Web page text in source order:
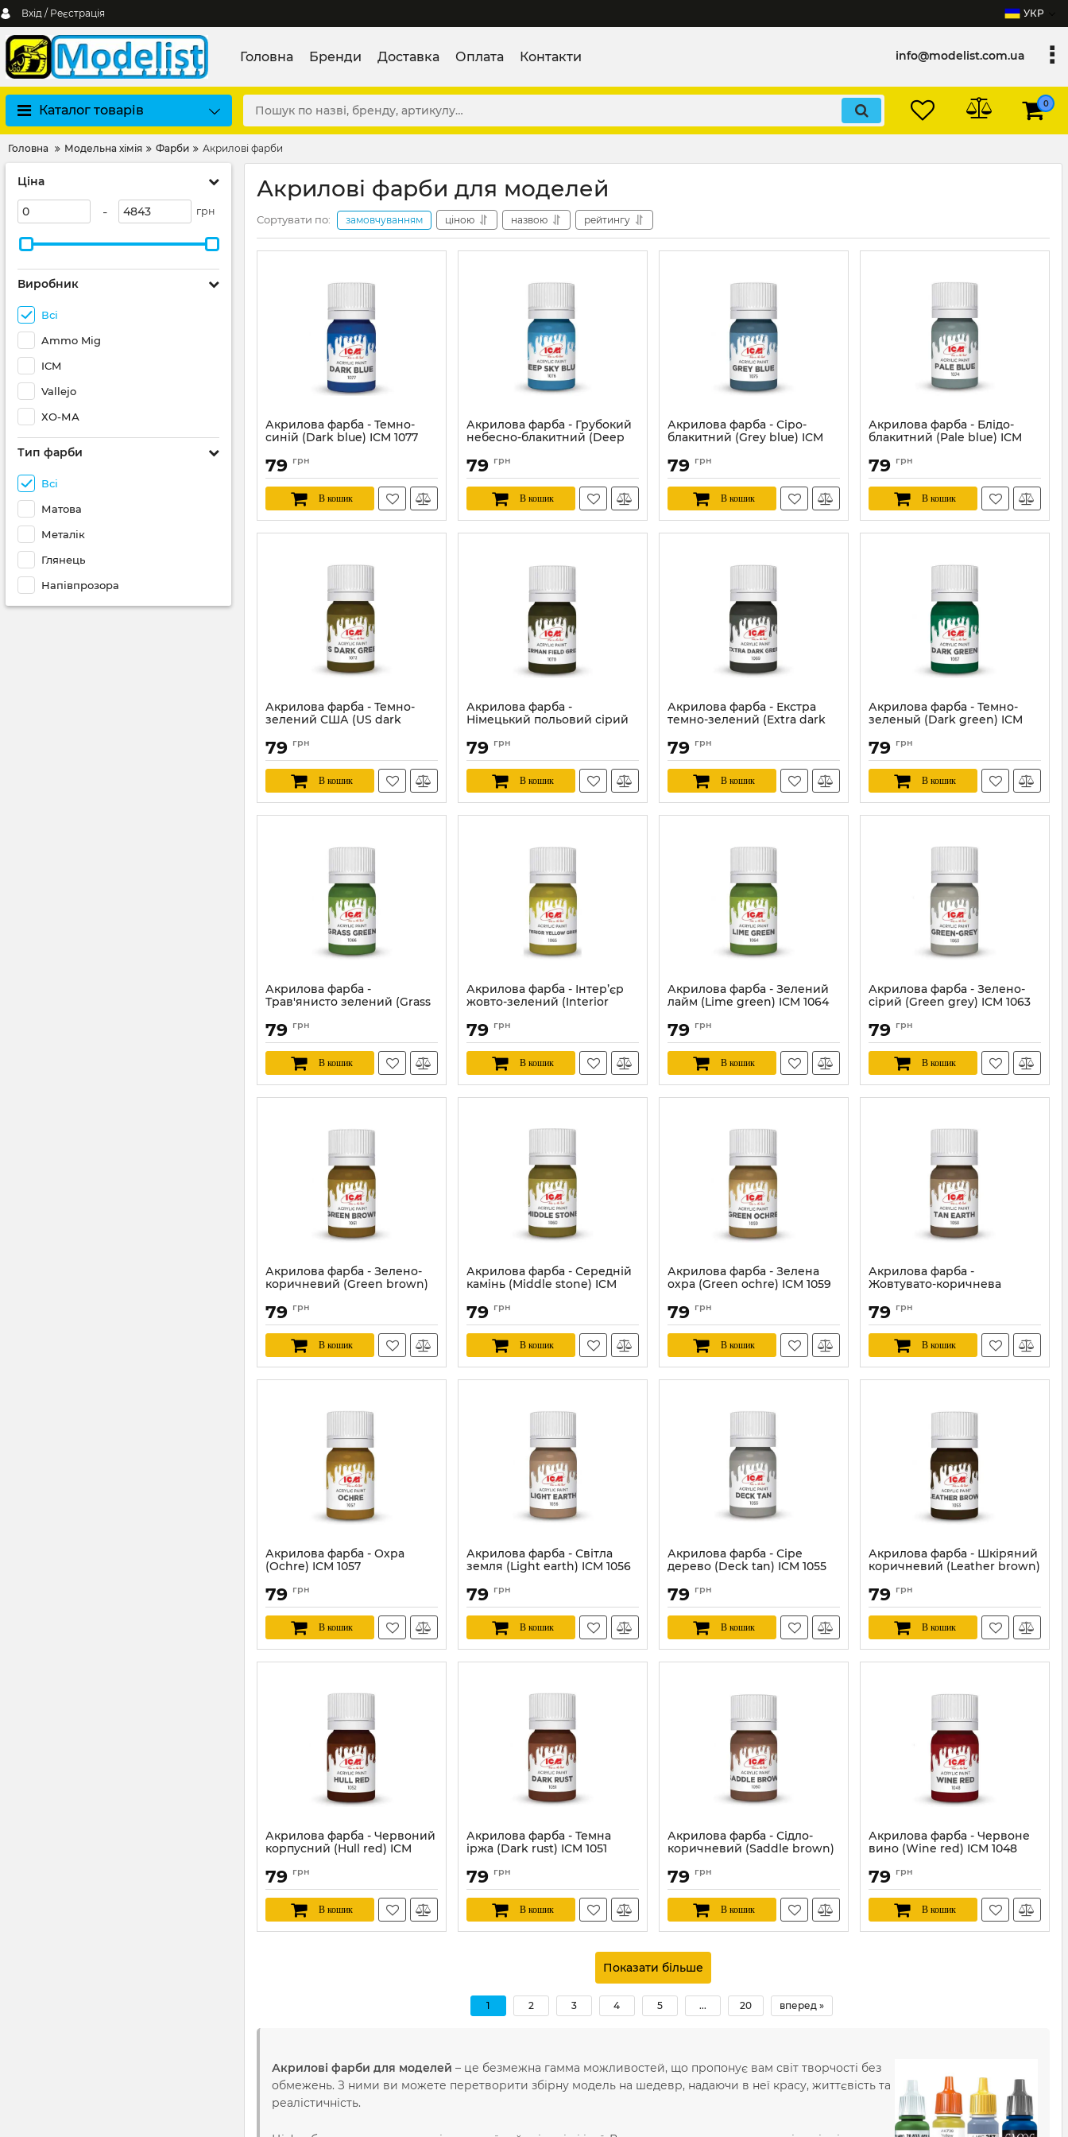
Вхід / Реєстрація УКР
Головна Бренди Доставка Оплата Контакти info@modelist.com.ua
Каталог товарів 0
Головна Модельна хімія Фарби Акрилові фарби
Ціна
- грн
Виробник
Всі
Ammo Mig
ICM
Vallejo
ХО-МА
Тип фарби
Всі
Матова
Металік
Глянець
Напівпрозора
Акрилові фарби для моделей
Сортувати по: замовчуванням ціною назвою рейтингу
Акрилова фарба - Темно-
синій (Dark blue) ICM 1077
79 грн
В кошик
Акрилова фарба - Грубокий
небесно-блакитний (Deep
Артикул: ICM1076
79 грн
В кошик
Акрилова фарба - Сіро-
блакитний (Grey blue) ICM
Артикул: ICM1075
79 грн
В кошик
Акрилова фарба - Блідо-
блакитний (Pale blue) ICM
Артикул: ICM1074
79 грн
В кошик
Акрилова фарба - Темно-
зелений США (US dark
Артикул: ICM1072
79 грн
В кошик
Акрилова фарба -
Німецький польовий сірий
Артикул: ICM1070
79 грн
В кошик
Акрилова фарба - Екстра
темно-зелений (Extra dark
Артикул: ICM1069
79 грн
В кошик
Акрилова фарба - Темно-
зеленый (Dark green) ICM
Артикул: ICM1067
79 грн
В кошик
Акрилова фарба -
Трав'янисто зелений (Grass
Артикул: ICM1066
79 грн
В кошик
Акрилова фарба - Інтер’єр
жовто-зелений (Interior
Артикул: ICM1065
79 грн
В кошик
Акрилова фарба - Зелений
лайм (Lime green) ICM 1064
79 грн
В кошик
Акрилова фарба - Зелено-
сірий (Green grey) ICM 1063
79 грн
В кошик
Акрилова фарба - Зелено-
коричневий (Green brown)
Артикул: ICM1061
79 грн
В кошик
Акрилова фарба - Середній
камінь (Middle stone) ICM
Артикул: ICM1060
79 грн
В кошик
Акрилова фарба - Зелена
охра (Green ochre) ICM 1059
79 грн
В кошик
Акрилова фарба -
Жовтувато-коричнева
Артикул: ICM1058
79 грн
В кошик
Акрилова фарба - Охра
(Ochre) ICM 1057
79 грн
В кошик
Акрилова фарба - Світла
земля (Light earth) ICM 1056
79 грн
В кошик
Акрилова фарба - Сіре
дерево (Deck tan) ICM 1055
79 грн
В кошик
Акрилова фарба - Шкіряний
коричневий (Leather brown)
Артикул: ICM1053
79 грн
В кошик
Акрилова фарба - Червоний
корпусний (Hull red) ICM
Артикул: ICM1052
79 грн
В кошик
Акрилова фарба - Темна
іржа (Dark rust) ICM 1051
79 грн
В кошик
Акрилова фарба - Сідло-
коричневий (Saddle brown)
Артикул: ICM1050
79 грн
В кошик
Акрилова фарба - Червоне
вино (Wine red) ICM 1048
79 грн
В кошик
Показати більше
1 2 3 4 5 ... 20 вперед »
Акрилові фарби для моделей – це безмежна гамма можливостей, що пропонує вам світ творчості без
обмежень. З ними ви можете перетворити збірну модель на шедевр, надаючи в неї красу, життєвість та
реалістичність.